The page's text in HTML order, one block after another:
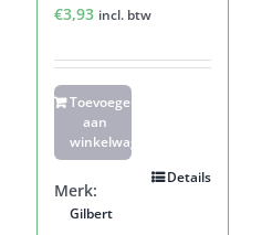
€3,93 incl. btw
Toevoegen
aan
winkelwagen
Details
Merk:
Gilbert